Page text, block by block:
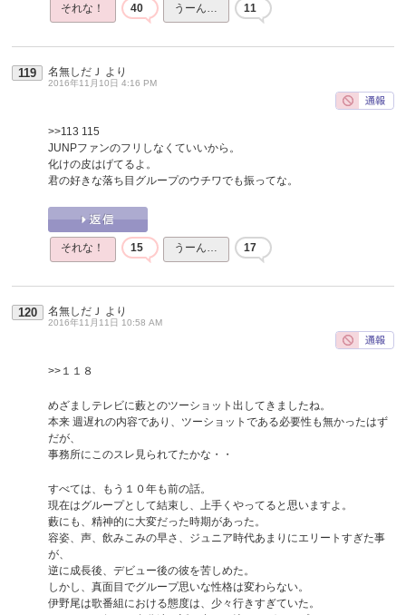
それな！ 40 うーん… 11
119 名無しだＪ より
2016年11月10日 4:16 PM
>>113 115
JUNPファンのフリしなくていいから。
化けの皮はげてるよ。
君の好きな落ち目グループのウチワでも振ってな。
それな！ 15 うーん… 17
120 名無しだＪ より
2016年11月11日 10:58 AM
>>１１８
めざましテレビに藪とのツーショット出してきましたね。
本来 週遅れの内容であり、ツーショットである必要性も無かったはず
だが、
事務所にこのスレ見られてたかな・・
すべては、もう１０年も前の話。
現在はグループとして結束し、上手くやってると思いますよ。
藪にも、精神的に大変だった時期があった。
容姿、声、飲みこみの早さ、ジュニア時代あまりにエリートすぎた事
が、
逆に成長後、デビュー後の彼を苦しめた。
しかし、真面目でグループ思いな性格は変わらない。
伊野尾は歌番組における態度は、少々行きすぎていた。